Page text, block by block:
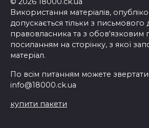
Використання матеріалів,
допускається тільки з письмового
правовласника та з обов'язковим
посиланням на сторінку, з якої
матеріал.
По всім питанням можете
info@18000.ck.ua
купити пакети